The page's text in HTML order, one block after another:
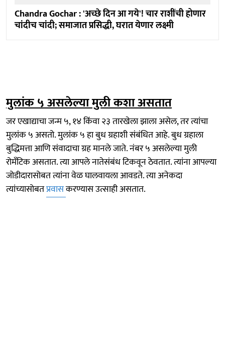
Chandra Gochar : 'अच्छे दिन आ गये'! चार राशींची होणार
चांदीच चांदी; समाजात प्रसिद्धी, घरात येणार लक्ष्मी
मुलांक ५ असलेल्या मुली कशा असतात
जर एखाद्याचा जन्म ५, १४ किंवा २३ तारखेला झाला असेल, तर त्यांचा
मुलांक ५ असतो. मुलांक ५ हा बुध ग्रहाशी संबंधित आहे. बुध ग्रहाला
बुद्धिमत्ता आणि संवादाचा ग्रह मानले जाते. नंबर ५ असलेल्या मुली
रोमँटिक असतात. त्या आपले नातेसंबंध टिकवून ठेवतात. त्यांना आपल्या
जोडीदारासोबत त्यांना वेळ घालवायला आवडते. त्या अनेकदा
त्यांच्यासोबतप्रवासकरण्यास उत्साही असतात.